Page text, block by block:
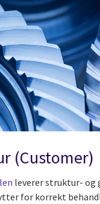
(Customer)
leverer struktur- og
for korrekt